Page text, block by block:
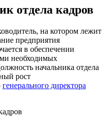
отдела кадров
на котором лежит
предприятия
в обеспечении
необходимых
начальника отдела
рост
генерального директора